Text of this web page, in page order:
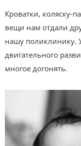
Кроватки, коляску-
вещи нам отдали
нашу поликлинику.
двигательного
многое догонять.